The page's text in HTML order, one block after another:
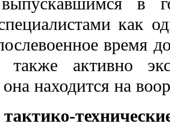
как
время
активно
находится на